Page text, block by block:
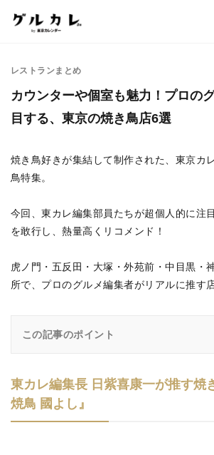
レストランまとめ
カウンターや個室も魅力！プロの
目する、東京の焼き鳥店6選
焼き鳥好きが集結して制作された、東京カ
鳥特集。
今回、東カレ編集部員たちが超個人的に注
を敢行し、熱量高くリコメンド！
虎ノ門・五反田・大塚・外苑前・中目黒・
所で、プロのグルメ編集者がリアルに推す
この記事のポイント
東カレ編集長 日紫喜康一が推す焼
焼鳥 國よし』